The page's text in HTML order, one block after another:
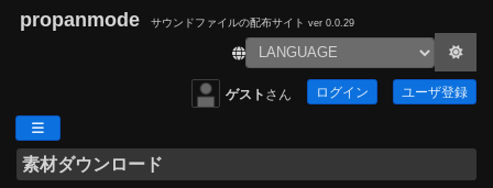
propanmode サウンドファイルの配布サイト ver 0.0.29
ゲスト さん ログイン ユーザ登録
素材ダウンロード